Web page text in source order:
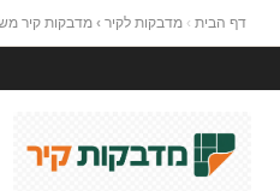
דף הבית › מדבקות לקיר › מדבקות קיר